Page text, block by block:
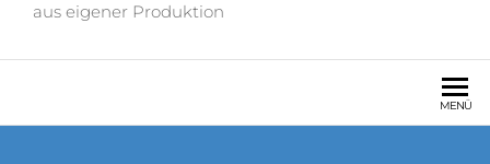
aus eigener Produktion
MENÜ